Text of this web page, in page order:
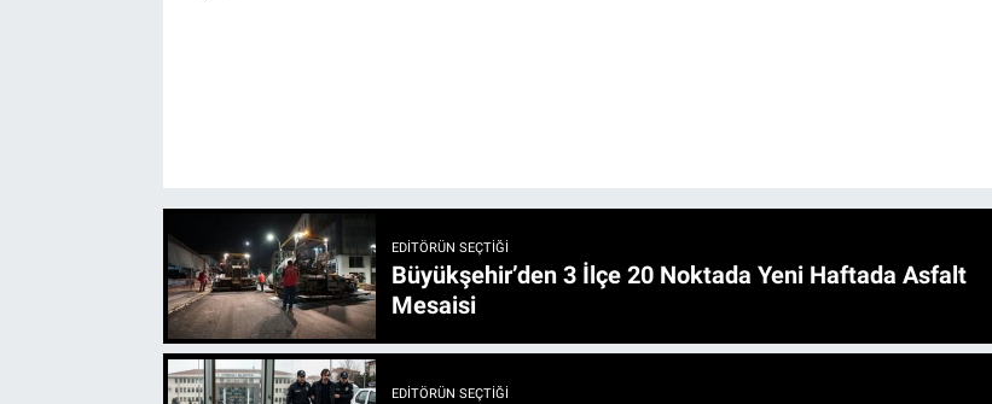
EDITÖRÜN SEÇTIĞI
Büyükşehir’den 3 İlçe 20 Noktada Yeni Haftada Asfalt
Mesaisi
EDITÖRÜN SEÇTIĞI